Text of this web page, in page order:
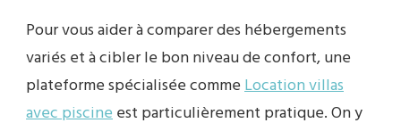
Pour vous aider à comparer des hébergements
variés et à cibler le bon niveau de confort, une
plateforme spécialisée commeLocation villas
avec piscineest particulièrement pratique. On y